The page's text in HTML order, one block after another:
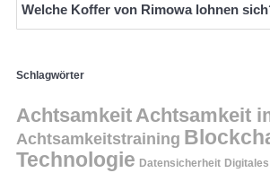
Welche Koffer von Rimowa lohnen
Schlagwörter
AchtsamkeitAchtsamkeit
Achtsamkeitstraining
Technologie Datensicherheit